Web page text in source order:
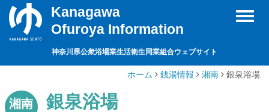
Toggle
Kanagawa
Ofuroya Information
神奈川県公衆浴場業生活衛生同業組合ウェブサイト
ホーム 銭湯情報 湘南 銀泉浴場
湘南銀泉浴場